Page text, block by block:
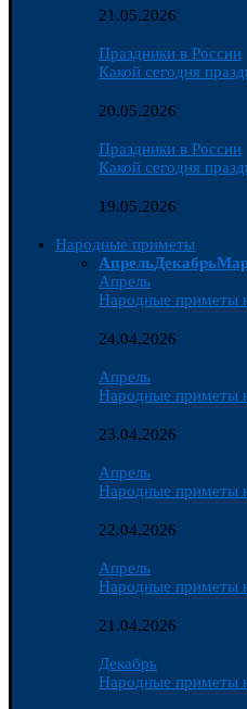
21.05.2026
Праздники в России
Какой сегодня
20.05.2026
Праздники в России
Какой сегодня
19.05.2026
Народные приметы
АпрельДекабрь
Апрель
Народные приметы
24.04.2026
Апрель
Народные приметы
23.04.2026
Апрель
Народные приметы
22.04.2026
Апрель
Народные приметы
21.04.2026
Декабрь
Народные приметы